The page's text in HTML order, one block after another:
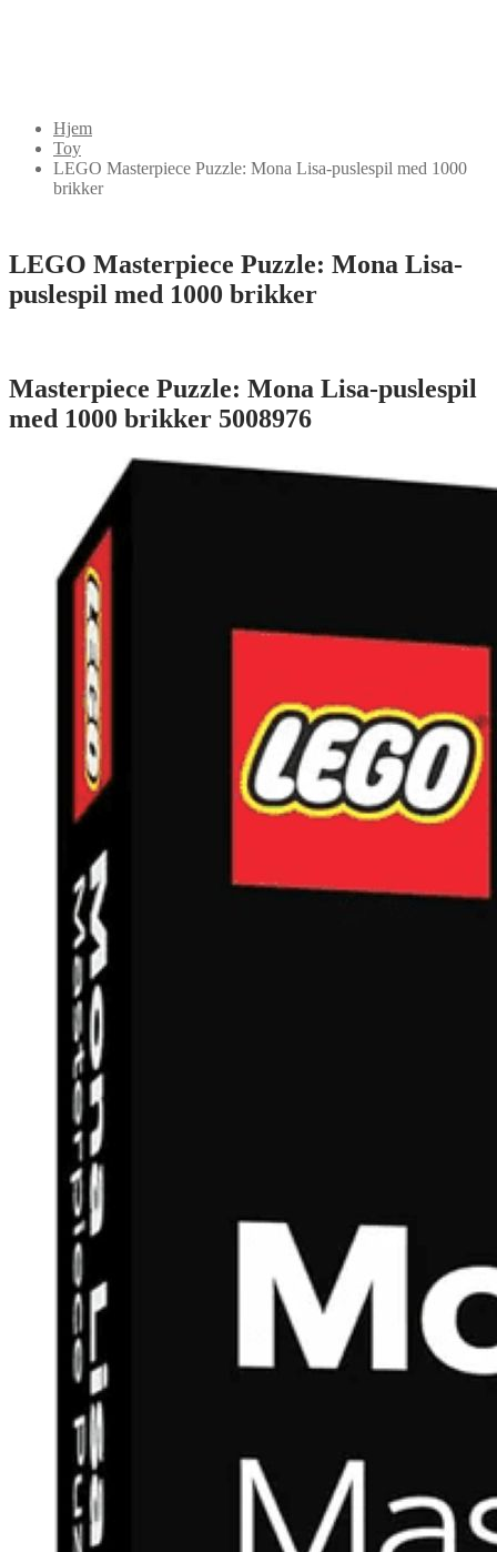
Hjem
Toy
LEGO Masterpiece Puzzle: Mona Lisa-puslespil med 1000
brikker
LEGO Masterpiece Puzzle: Mona Lisa-
puslespil med 1000 brikker
Masterpiece Puzzle: Mona Lisa-puslespil
med 1000 brikker 5008976